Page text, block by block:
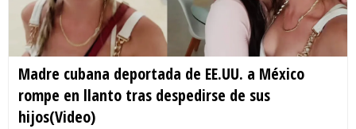
Madre cubana deportada de EE.UU. a México
rompe en llanto tras despedirse de sus
hijos(Video)